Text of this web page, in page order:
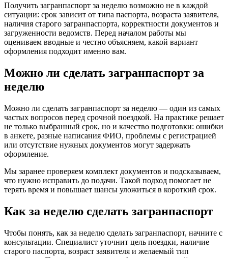
Получить загранпаспорт за неделю возможно не в каждой
ситуации: срок зависит от типа паспорта, возраста заявителя,
наличия старого загранпаспорта, корректности документов и
загруженности ведомств. Перед началом работы мы
оцениваем вводные и честно объясняем, какой вариант
оформления подходит именно вам.
Можно ли сделать загранпаспорт за
неделю
Можно ли сделать загранпаспорт за неделю — один из самых
частых вопросов перед срочной поездкой. На практике решает
не только выбранный срок, но и качество подготовки: ошибки
в анкете, разные написания ФИО, проблемы с регистрацией
или отсутствие нужных документов могут задержать
оформление.
Мы заранее проверяем комплект документов и подсказываем,
что нужно исправить до подачи. Такой подход помогает не
терять время и повышает шансы уложиться в короткий срок.
Как за неделю сделать загранпаспорт
Чтобы понять, как за неделю сделать загранпаспорт, начните с
консультации. Специалист уточнит цель поездки, наличие
старого паспорта, возраст заявителя и желаемый тип